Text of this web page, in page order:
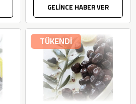
GELİNCE HABER VER
TÜKENDİ